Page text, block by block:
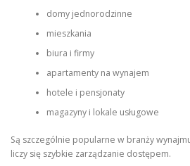
domy jednorodzinne
mieszkania
biura i firmy
apartamenty na wynajem
hotele i pensjonaty
magazyny i lokale usługowe
Są szczególnie popularne w branży
liczy się szybkie zarządzanie dostępem.